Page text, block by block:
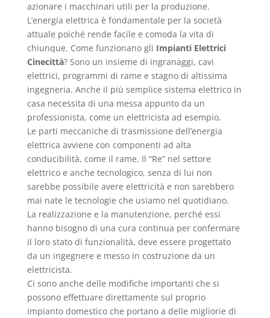
azionare i macchinari utili per la produzione.
L’energia elettrica è fondamentale per la società
attuale poiché rende facile e comoda la vita di
chiunque. Come funzionano gli Impianti Elettrici
Cinecittà? Sono un insieme di ingranaggi, cavi
elettrici, programmi di rame e stagno di altissima
ingegneria. Anche il più semplice sistema elettrico in
casa necessita di una messa appunto da un
professionista, come un elettricista ad esempio.
Le parti meccaniche di trasmissione dell’energia
elettrica avviene con componenti ad alta
conducibilità, come il rame. Il “Re” nel settore
elettrico e anche tecnologico, senza di lui non
sarebbe possibile avere elettricità e non sarebbero
mai nate le tecnologie che usiamo nel quotidiano.
La realizzazione e la manutenzione, perché essi
hanno bisogno di una cura continua per confermare
il loro stato di funzionalità, deve essere progettato
da un ingegnere e messo in costruzione da un
elettricista.
Ci sono anche delle modifiche importanti che si
possono effettuare direttamente sul proprio
impianto domestico che portano a delle migliorie di